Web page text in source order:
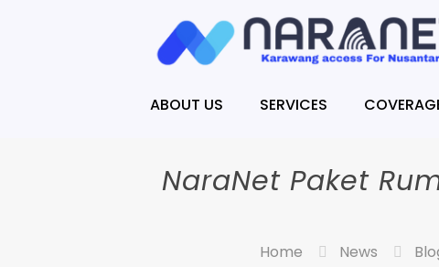
ABOUT US SERVICES
NaraNet Paket
Home News